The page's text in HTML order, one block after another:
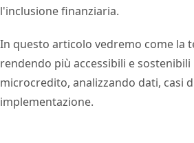
l'inclusione finanziaria.
In questo articolo vedremo come la
rendendo più accessibili e sostenibili
microcredito, analizzando dati, casi
implementazione.